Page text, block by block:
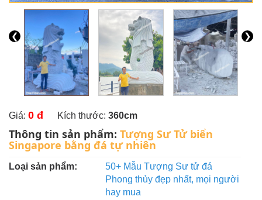
❮ ❯
Giá: 0 đ Kích thước: 360cm
Thông tin sản phẩm: Tượng Sư Tử biển
Singapore bằng đá tự nhiên
Loại sản phẩm:
50+ Mẫu Tượng Sư tử đá
Phong thủy đẹp nhất, mọi người
hay mua